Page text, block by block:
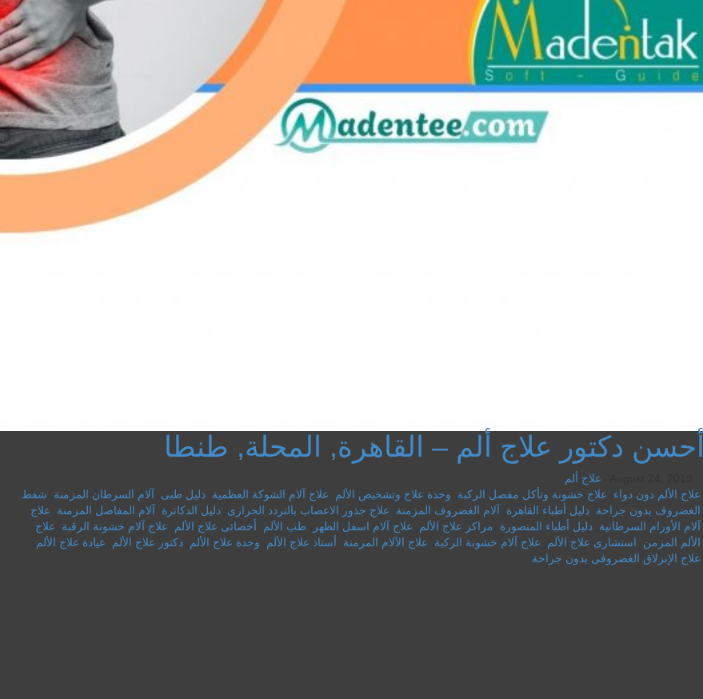
أحسن دكتور علاج ألم – القاهرة, المحلة, طنطا
علاج ألم
علاج الألم دون دواء
علاج خشونة وتأكل مفصل الركبة وحدة علاج وتشخيص الألم علاج آلام الشوكة العظمية دليل طبى آلام السرطان المزمنة
شفط
الغضروف بدون جراحة دليل أطباء القاهرة آلام الغضروف المزمنة علاج جذور الاعصاب بالتردد الحرارى دليل الدكاترة آلام المفاصل المزمنة
علاج
آلام الأورام السرطانية دليل أطباء المنصورة مراكز علاج الألم علاج آلام اسفل الظهر طب الألم أخصائى علاج الألم علاج آلام خشونة الرقبة
علاج
الألم المزمن
استشارى علاج الألم علاج آلام خشونة الركبة علاج الآلام المزمنة أستاذ علاج الألم وحدة علاج الألم دكتور علاج الألم عيادة علاج الألم
علاج الإنزلاق الغضروفى بدون جراحة